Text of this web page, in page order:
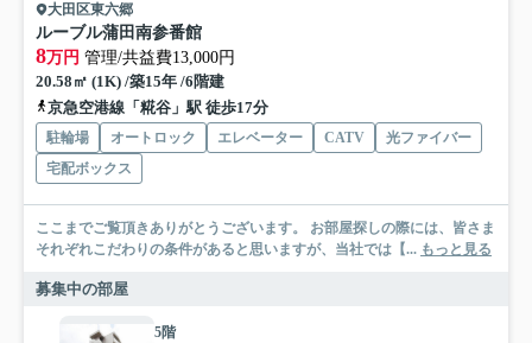
大田区東六郷
ルーブル蒲田南参番館
8万円 管理/共益費13,000円
20.58㎡ (1K) /築15年 /6階建
京急空港線「糀谷」駅 徒歩17分
駐輪場 オートロック エレベーター CATV
光ファイバー
宅配ボックス
ここまでご覧頂きありがとうございます。 お部屋探しの際には、皆さま
それぞれこだわりの条件があると思いますが、当社では【... もっと見る
募集中の部屋
5階